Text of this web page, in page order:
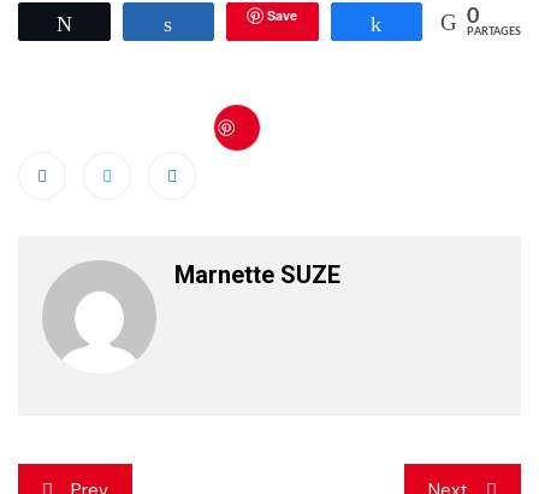
Partagez Save Partagez 0
PARTAGES
Marnette SUZE